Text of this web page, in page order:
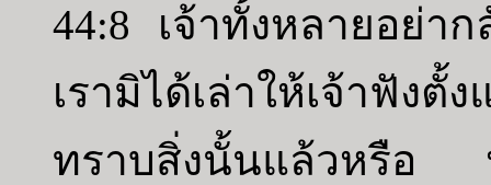
44:8 เจ้าทั้งหลายอย่า
เรามิได้เล่าให้เจ้าฟั
ทราบสิ่งนั้นแล้วหรือ